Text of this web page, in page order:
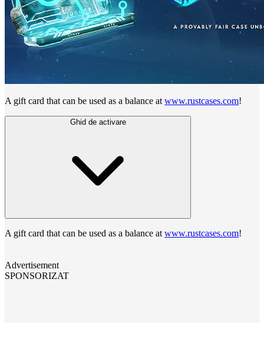
A gift card that can be used as a balance at www.rustcases.com!
Ghid de activare
A gift card that can be used as a balance at www.rustcases.com!
Advertisement
SPONSORIZAT